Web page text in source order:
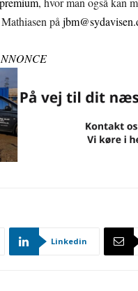
på
Linkedin